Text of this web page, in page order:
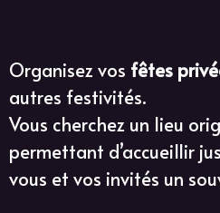
Organisez vos fêtes
autres festivités.
Vous cherchez un lieu
permettant d’accueillir
vous et vos invités un